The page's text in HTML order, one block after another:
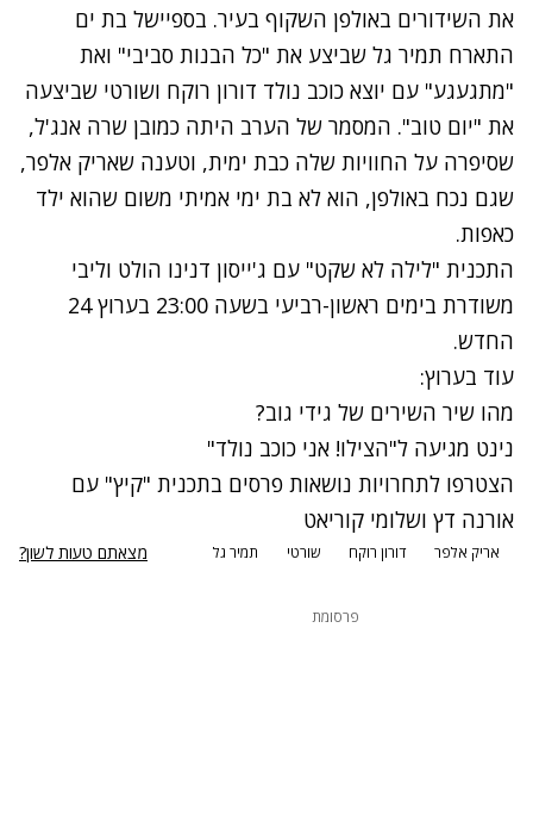
את השידורים באולפן השקוף בעיר. בספיישל בת ים
התארח תמיר גל שביצע את "כל הבנות סביבי" ואת
"מתגעגע" עם יוצא כוכב נולד דורון רוקח ושורטי שביצעה
את "יום טוב". המסמר של הערב היתה כמובן שרה אנג'ל,
שסיפרה על החוויות שלה כבת ימית, וטענה שאריק אלפר,
שגם נכח באולפן, הוא לא בת ימי אמיתי משום שהוא ילד
כאפות.
התכנית "לילה לא שקט" עם ג'ייסון דנינו הולט וליבי
משודרת בימים ראשון-רביעי בשעה 23:00 בערוץ 24
החדש.
עוד בערוץ:
מהו שיר השירים של גידי גוב?
נינט מגיעה ל"הצילו! אני כוכב נולד"
הצטרפו לתחרויות נושאות פרסים בתכנית "קיץ" עם
אורנה דץ ושלומי קוריאט
אריק אלפר דורון רוקח שורטי תמיר גל מצאתם טעות לשון?
פרסומת